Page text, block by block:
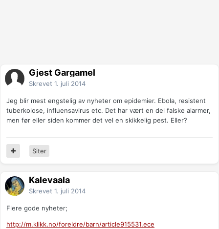
Gjest Gargamel
Skrevet 1. juli 2014
Jeg blir mest engstelig av nyheter om epidemier. Ebola, resistent
tuberkolose, influensavirus etc. Det har vært en del falske alarmer,
men før eller siden kommer det vel en skikkelig pest. Eller?
Siter
Kalevaala
Skrevet 1. juli 2014
Flere gode nyheter;
http://m.klikk.no/foreldre/barn/article915531.ece